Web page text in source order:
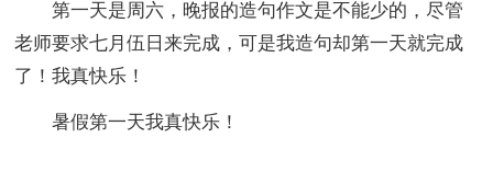
第一天是周六，晚报的造句作文是不能少的，尽管
老师要求七月伍日来完成，可是我造句却第一天就完成
了！我真快乐！
暑假第一天我真快乐！